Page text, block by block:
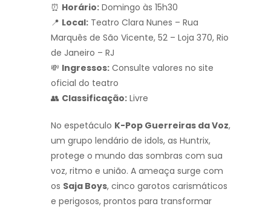
⏰ Horário: Domingo às 15h30
📍 Local: Teatro Clara Nunes – Rua
Marquês de São Vicente, 52 – Loja 370, Rio
de Janeiro – RJ
💸 Ingressos: Consulte valores no site
oficial do teatro
👥 Classificação: Livre
No espetáculo K-Pop Guerreiras da Voz,
um grupo lendário de idols, as Huntrix,
protege o mundo das sombras com sua
voz, ritmo e união. A ameaça surge com
os Saja Boys, cinco garotos carismáticos
e perigosos, prontos para transformar